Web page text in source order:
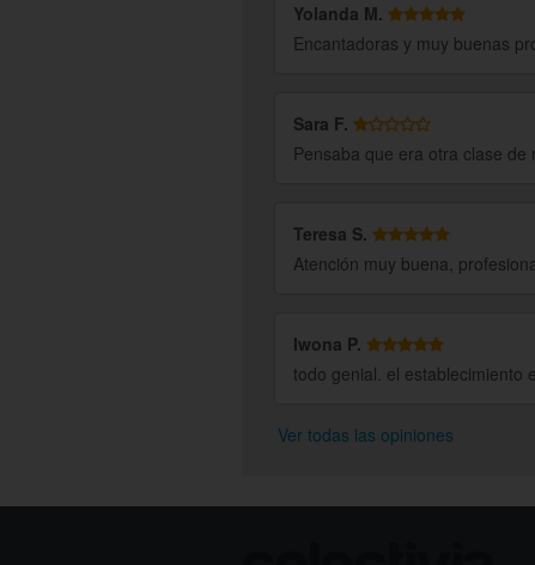
Yolanda M.
Encantadoras y muy buenas
Sara F.
Pensaba que era otra clase
Teresa S.
Atención muy buena,
Iwona P.
todo genial. el establecimiento
Ver todas las opiniones